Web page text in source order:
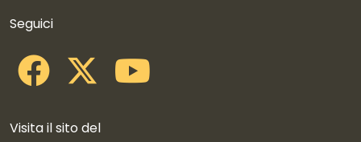
Seguici
Visita il sito del